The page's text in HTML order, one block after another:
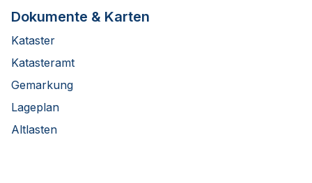
Dokumente & Karten
Kataster
Katasteramt
Gemarkung
Lageplan
Altlasten